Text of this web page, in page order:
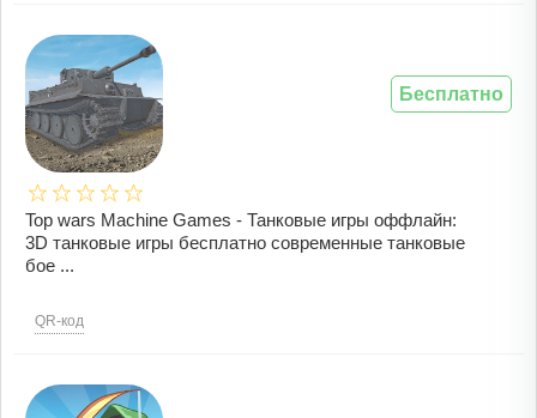
Top wars Machine Games - Танковые игры оффлайн:
3D танковые игры бесплатно современные танковые
бое ...
QR-код
Бесплатно